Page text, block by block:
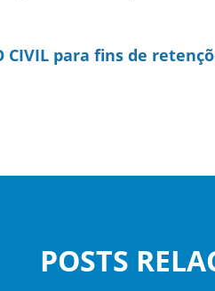
CIVIL para fins de
POSTS